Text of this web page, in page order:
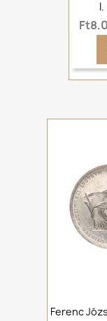
Ferenc